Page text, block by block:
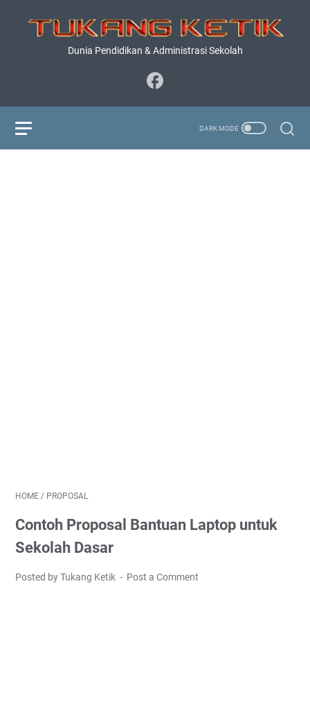
Dunia Pendidikan & Administrasi Sekolah
HOME / PROPOSAL
Contoh Proposal Bantuan Laptop untuk
Sekolah Dasar
Posted by Tukang Ketik Post a Comment